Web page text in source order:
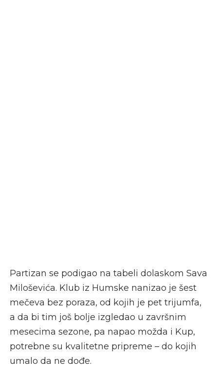
Partizan se podigao na tabeli dolaskom Sava
Miloševića. Klub iz Humske nanizao je šest
mečeva bez poraza, od kojih je pet trijumfa,
a da bi tim još bolje izgledao u završnim
mesecima sezone, pa napao možda i Kup,
potrebne su kvalitetne pripreme – do kojih
umalo da ne dođe.